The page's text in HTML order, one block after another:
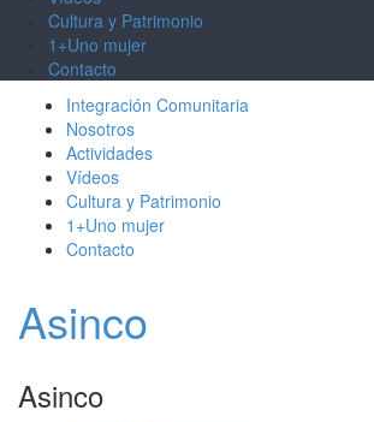
Cultura y Patrimonio
1+Uno mujer
Contacto
Integración Comunitaria
Nosotros
Actividades
Vídeos
Cultura y Patrimonio
1+Uno mujer
Contacto
Asinco
Asinco